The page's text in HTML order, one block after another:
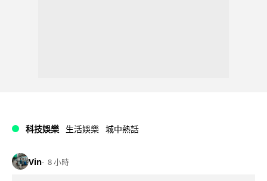
科技娛樂 生活娛樂 城中熱話
Vin 8 小時